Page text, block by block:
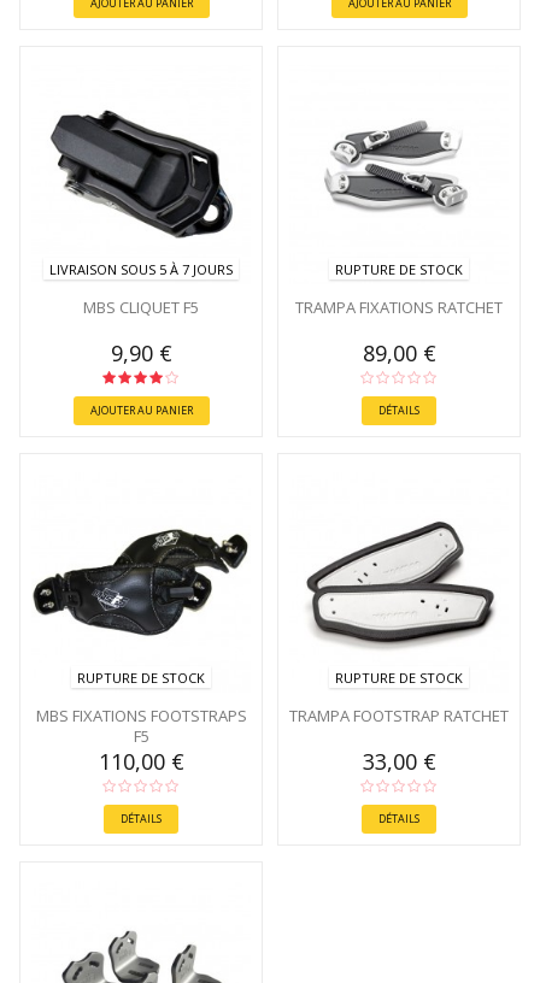
LIVRAISON SOUS 5 À 7 JOURS
MBS CLIQUET F5
9,90 €
AJOUTER AU PANIER
RUPTURE DE STOCK
TRAMPA FIXATIONS RATCHET
89,00 €
DÉTAILS
RUPTURE DE STOCK
MBS FIXATIONS FOOTSTRAPS
F5
110,00 €
DÉTAILS
RUPTURE DE STOCK
TRAMPA FOOTSTRAP RATCHET
33,00 €
DÉTAILS